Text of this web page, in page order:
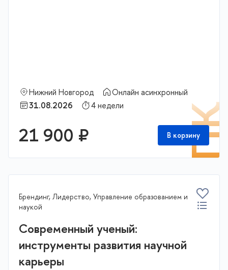
Нижний Новгород
Онлайн асинхронный
31.08.2026
4 недели
21 900 ₽ В корзину
Брендинг, Лидерство, Управление образованием и
наукой
Современный ученый:
инструменты развития научной
карьеры